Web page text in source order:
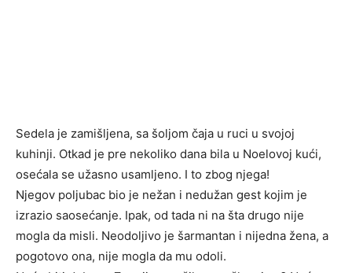
Sedela je zamišljena, sa šoljom čaja u ruci u svojoj
kuhinji. Otkad je pre nekoliko dana bila u Noelovoj kući,
osećala se užasno usamljeno. I to zbog njega!
Njegov poljubac bio je nežan i nedužan gest kojim je
izrazio saosećanje. Ipak, od tada ni na šta drugo nije
mogla da misli. Neodoljivo je šarmantan i nijedna žena, a
pogotovo ona, nije mogla da mu odoli.